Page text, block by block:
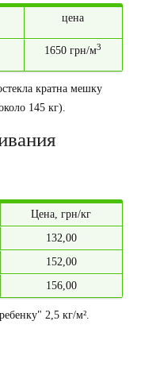
цена
1650 грн/м3
кратна мешку
145 кг).
Цена, грн/кг
132,00
152,00
156,00
2,5 кг/м².